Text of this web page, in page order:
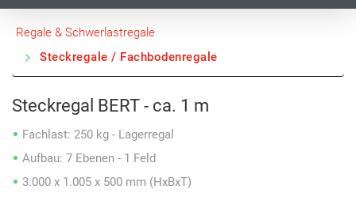
Regale & Schwerlastregale
Steckregale / Fachbodenregale
Steckregal BERT - ca. 1 m
Fachlast: 250 kg - Lagerregal
Aufbau: 7 Ebenen - 1 Feld
3.000 x 1.005 x 500 mm (HxBxT)